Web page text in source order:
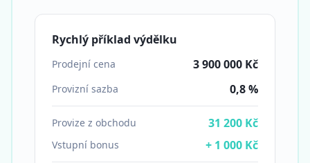
Rychlý příklad výdělku
Prodejní cena 3 900 000 Kč
Provizní sazba 0,8 %
Provize z obchodu 31 200 Kč
Vstupní bonus + 1 000 Kč